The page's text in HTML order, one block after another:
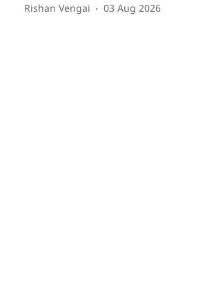
Rishan Vengai 03 Aug 2026